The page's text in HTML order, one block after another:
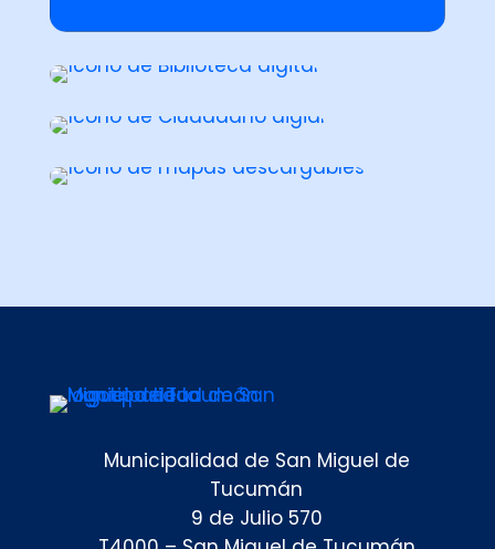
Municipalidad de San Miguel de
Tucumán
9 de Julio 570